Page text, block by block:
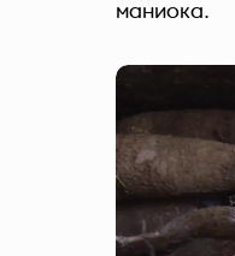
маниока.